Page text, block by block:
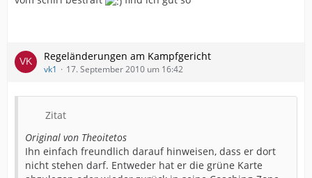
Regeländerungen am Kampfgericht
vk1 17. September 2010 um 16:42
Zitat
Original von Theoitetos
Ihn einfach freundlich darauf hinweisen, dass er dort
nicht stehen darf. Entweder hat er die grüne Karte